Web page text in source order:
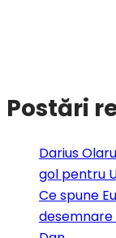
Postări
Darius
gol pentru
Ce spune
desemnare